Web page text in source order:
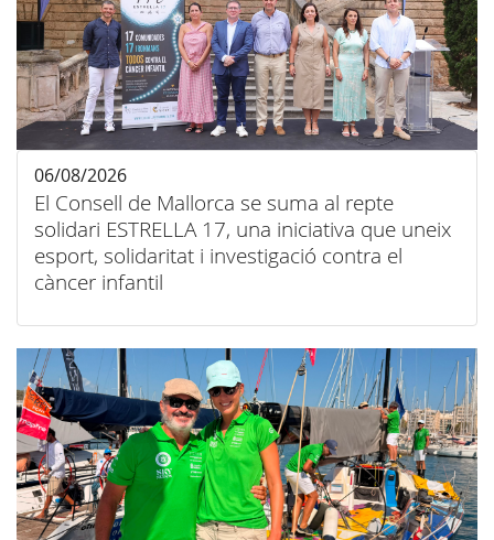
El Consell de Mallorca se suma al repte
solidari ESTRELLA 17, una iniciativa que uneix
esport, solidaritat i investigació contra el
càncer infantil
06/08/2026